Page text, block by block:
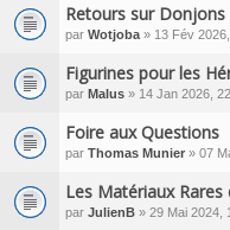
Retours sur
par Wotjoba » 13 Fév
Figurines pour les
par Malus » 14 Jan 2026,
Foire aux Questions
par Thomas Munier » 07
Les Matériaux Rares
par JulienB » 29 Mai 2024,